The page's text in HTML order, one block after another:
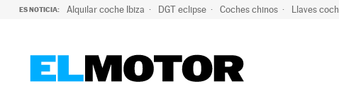
ES NOTICIA: Alquilar coche Ibiza DGT eclipse Coches chinos Llaves